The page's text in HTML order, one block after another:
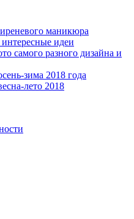
маникюра
идеи
самого разного дизайна и
зима 2018 года
лето 2018